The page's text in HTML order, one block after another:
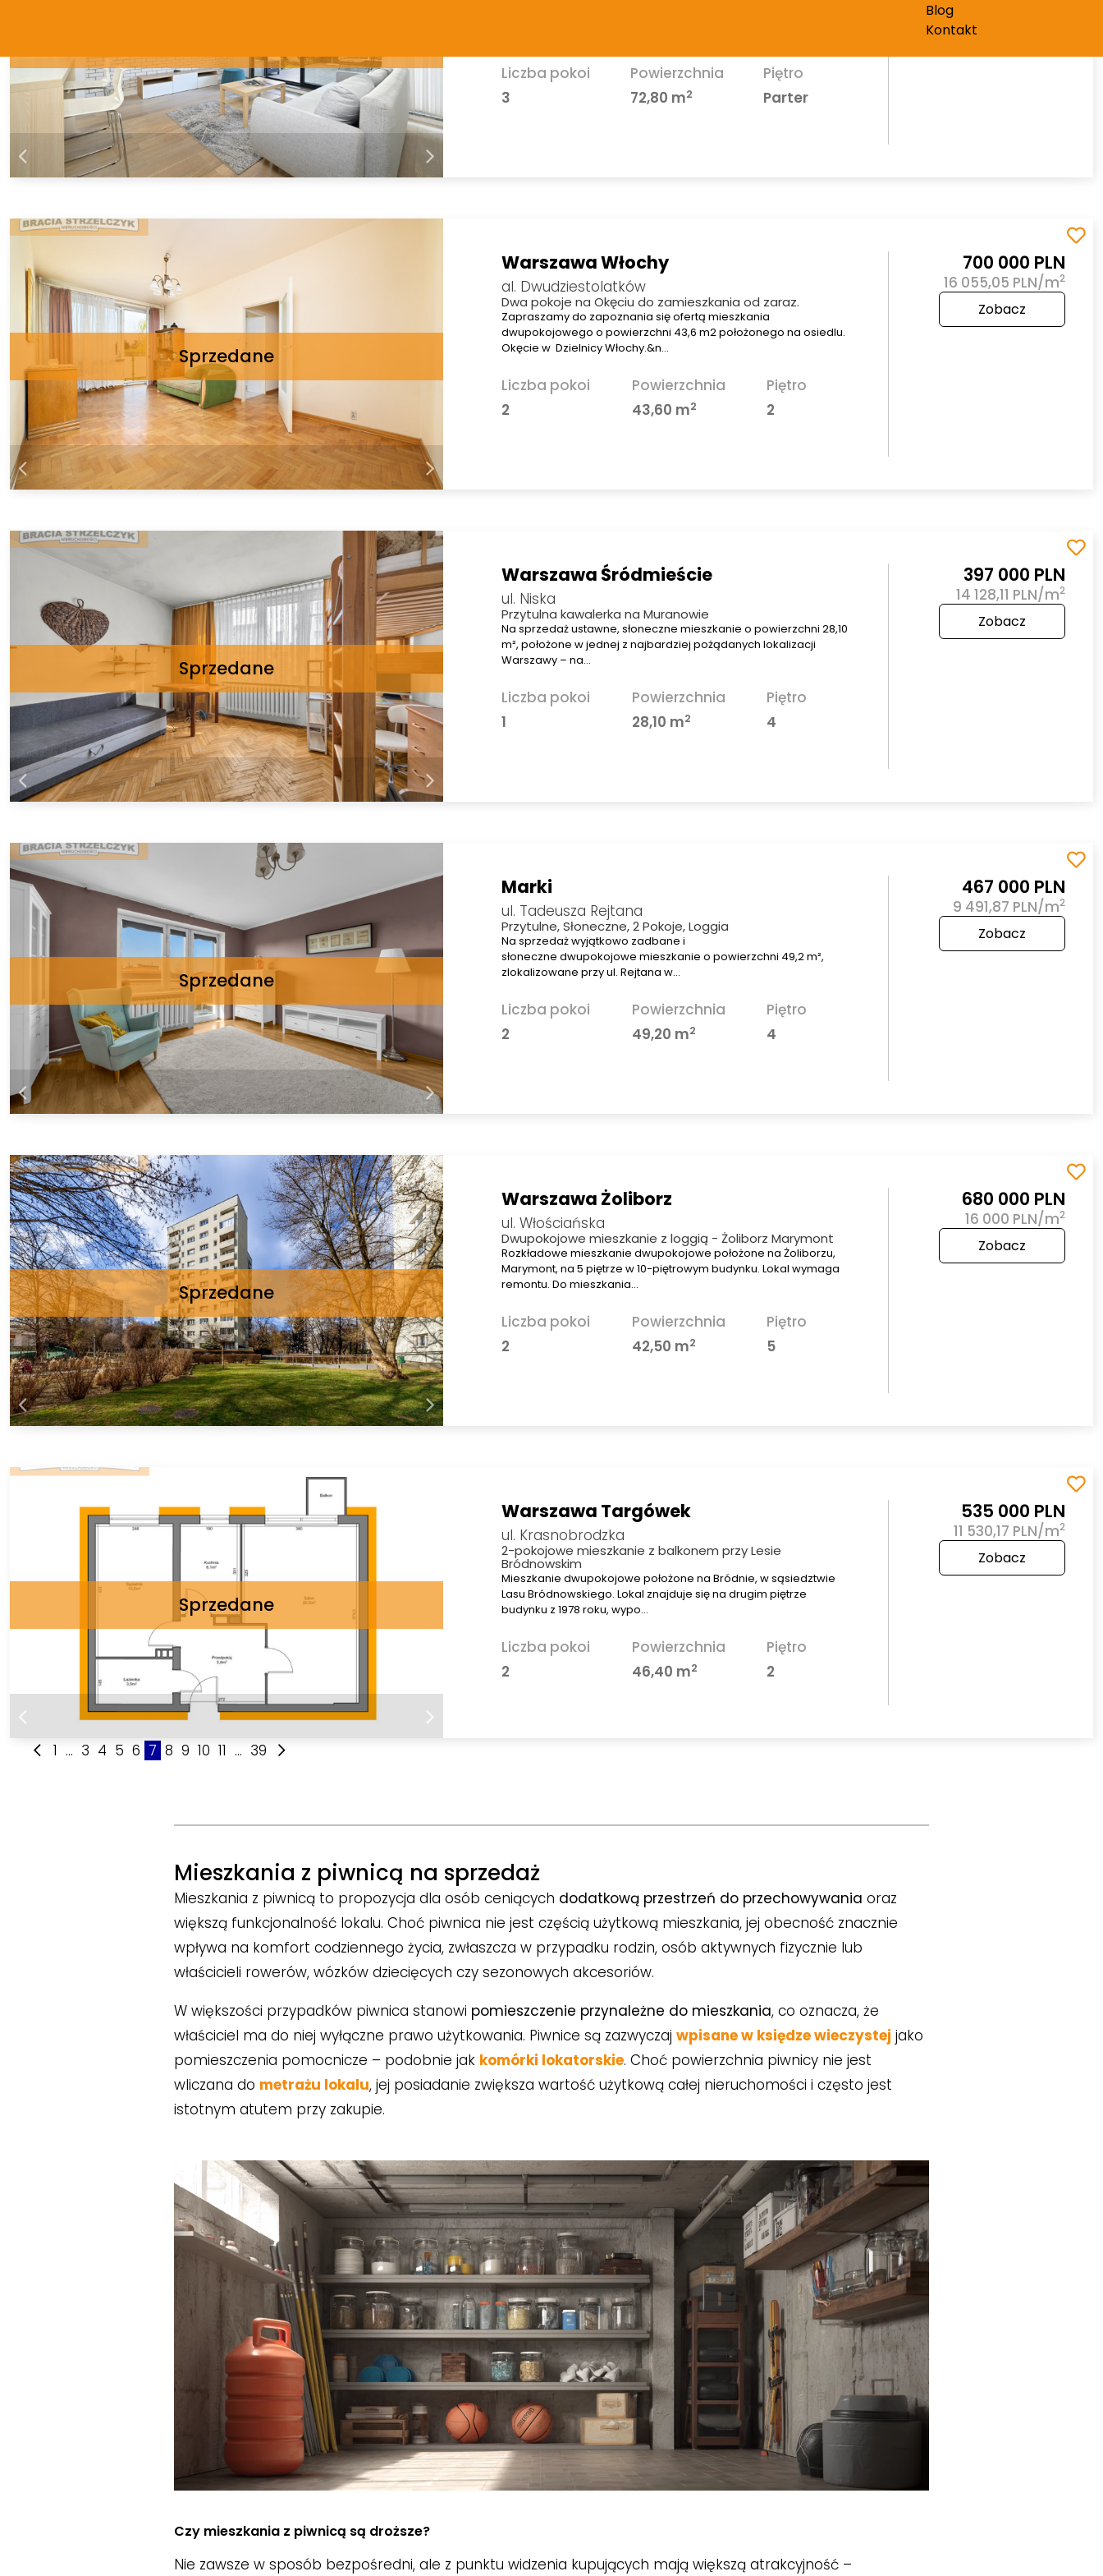
Blog
Kontakt
Liczba pokoi
3
Powierzchnia
72,80 m2
Piętro
Parter
Warszawa Włochy
al. Dwudziestolatków
Dwa pokoje na Okęciu do zamieszkania od zaraz.
Zapraszamy do zapoznania się ofertą mieszkania
dwupokojowego o powierzchni 43,6 m2 położonego na osiedlu.
Okęcie w Dzielnicy Włochy.&n…
Liczba pokoi
2
Powierzchnia
43,60 m2
Piętro
2
700 000 PLN
16 055,05 PLN/m2
Zobacz
Warszawa Śródmieście
ul. Niska
Przytulna kawalerka na Muranowie
Na sprzedaż ustawne, słoneczne mieszkanie o powierzchni 28,10
m², położone w jednej z najbardziej pożądanych lokalizacji
Warszawy – na…
Liczba pokoi
1
Powierzchnia
28,10 m2
Piętro
4
397 000 PLN
14 128,11 PLN/m2
Zobacz
Marki
ul. Tadeusza Rejtana
Przytulne, Słoneczne, 2 Pokoje, Loggia
Na sprzedaż wyjątkowo zadbane i
słoneczne dwupokojowe mieszkanie o powierzchni 49,2 m²,
zlokalizowane przy ul. Rejtana w…
Liczba pokoi
2
Powierzchnia
49,20 m2
Piętro
4
467 000 PLN
9 491,87 PLN/m2
Zobacz
Warszawa Żoliborz
ul. Włościańska
Dwupokojowe mieszkanie z loggią - Żoliborz Marymont
Rozkładowe mieszkanie dwupokojowe położone na Żoliborzu,
Marymont, na 5 piętrze w 10-piętrowym budynku. Lokal wymaga
remontu. Do mieszkania…
Liczba pokoi
2
Powierzchnia
42,50 m2
Piętro
5
680 000 PLN
16 000 PLN/m2
Zobacz
Warszawa Targówek
ul. Krasnobrodzka
2-pokojowe mieszkanie z balkonem przy Lesie
Bródnowskim
Mieszkanie dwupokojowe położone na Bródnie, w sąsiedztwie
Lasu Bródnowskiego. Lokal znajduje się na drugim piętrze
budynku z 1978 roku, wypo…
Liczba pokoi
2
Powierzchnia
46,40 m2
Piętro
2
535 000 PLN
11 530,17 PLN/m2
Zobacz
1 ... 3 4 5 6 7 8 9 10 11 ... 39
Mieszkania z piwnicą na sprzedaż
Mieszkania z piwnicą to propozycja dla osób ceniących dodatkową przestrzeń do przechowywania oraz
większą funkcjonalność lokalu. Choć piwnica nie jest częścią użytkową mieszkania, jej obecność znacznie
wpływa na komfort codziennego życia, zwłaszcza w przypadku rodzin, osób aktywnych fizycznie lub
właścicieli rowerów, wózków dziecięcych czy sezonowych akcesoriów.
W większości przypadków piwnica stanowi pomieszczenie przynależne do mieszkania, co oznacza, że
właściciel ma do niej wyłączne prawo użytkowania. Piwnice są zazwyczaj wpisane w księdze wieczystej jako
pomieszczenia pomocnicze – podobnie jak komórki lokatorskie. Choć powierzchnia piwnicy nie jest
wliczana do metrażu lokalu, jej posiadanie zwiększa wartość użytkową całej nieruchomości i często jest
istotnym atutem przy zakupie.
Czy mieszkania z piwnicą są droższe?
Nie zawsze w sposób bezpośredni, ale z punktu widzenia kupujących mają większą atrakcyjność –